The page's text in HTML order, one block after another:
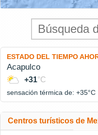
ESTADO DEL TIEMPO
Acapulco
+31°C
sensación térmica de: +35°C
Centros turísticos de